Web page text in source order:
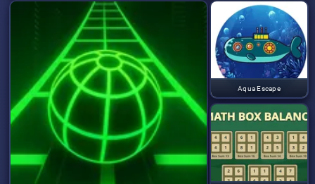
Aqua Escape